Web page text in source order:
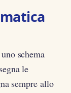
schema
le
sempre allo